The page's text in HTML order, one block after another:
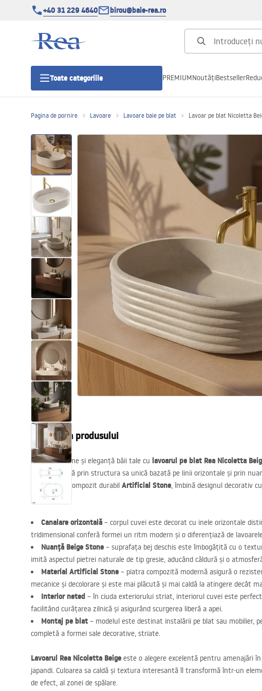
+40 31 229 4640 birou@baie-rea.ro
Toate categoriile
Usi pentru cabine de dus
Rigole Liniare
Vase WC si Bideuri
Lavoare
Cazi cu paravane
Baterii sanitare
Dusuri
Bucatarie
Accesorii și mobilier pentru baie
PREMIUMNoutățiBestseller
Pagina de pornire Lavoare Lavoare baie pe blat Lavoar pe blat Nicoletta
Descrierea produsului
Adu prospețime și eleganță băii tale cu lavoarul pe blat Rea Nicoletta
impresionează prin structura sa unică bazată pe linii orizontale și prin
Realizat din compozit durabil Artificial Stone, îmbină designul decorativ
lungă durată.
Canalare orizontală – corpul cuvei este decorat cu inele orizontale
tridimensional conferă formei un ritm modern și o diferențiază de
Nuanță Beige Stone – suprafața bej deschis este îmbogățită cu o
imită aspectul pietrei naturale de tip gresie, aducând căldură și o
Material Artificial Stone – piatra compozită modernă asigură o
mecanice și decolorare și este mai plăcută și mai caldă la atingere decât
Interior neted – în ciuda exteriorului striat, interiorul cuvei este
facilitând curățarea zilnică și asigurând scurgerea liberă a apei.
Montaj pe blat – modelul este destinat instalării pe blat sau mobilier,
completă a formei sale decorative, striate.
Lavoarul Rea Nicoletta Beige este o alegere excelentă pentru amenajări
japandi. Culoarea sa caldă și textura interesantă îl transformă într-un
de efect, al zonei de spălare.